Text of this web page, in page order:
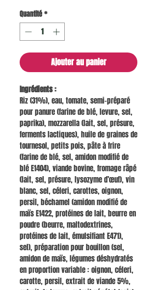
Quantité*
Ajouter au panier
Ingrédients :
Riz (31%), eau, tomate, semi-préparé
pour panure (farine de blé, levure, sel,
paprika), mozzarella (lait, sel, présure,
ferments lactiques), huile de graines de
tournesol, petits pois, pâte à frire
(farine de blé, sel, amidon modifié de
blé E1404), viande bovine, fromage râpé
(lait, sel, présure, lysozyme d’œuf), vin
blanc, sel, céleri, carottes, oignon,
persil, béchamel (amidon modifié de
maïs E1422, protéines de lait, beurre en
poudre (beurre, maltodextrines,
protéines de lait, émulsifiant E471),
sel), préparation pour bouillon (sel,
amidon de maïs, légumes déshydratés
en proportion variable : oignon, céleri,
carotte, persil, extrait de viande 5%,